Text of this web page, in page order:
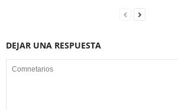
DEJAR UNA RESPUESTA